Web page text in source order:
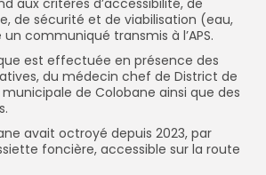
de sécurité et de viabilisation (eau,
communiqué transmis à l’APS.
est effectuée en présence des
du médecin chef de District de
municipale de Colobane ainsi que des
avait octroyé depuis 2023, par
foncière, accessible sur la route